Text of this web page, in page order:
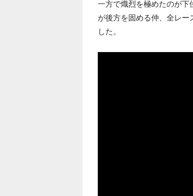
一方で熾烈を極めたのが下
が後方を固める仲、全レー
した。